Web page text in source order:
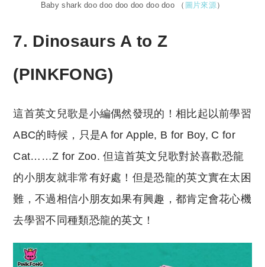
Baby shark doo doo doo doo doo doo （ 圖片來源）
7. Dinosaurs A to Z
(PINKFONG)
這首英文兒歌是小編偶然發現的！相比起以前學習
ABC的時候，只是A for Apple, B for Boy, C for
Cat……Z for Zoo. 但這首英文兒歌對於喜歡恐龍
的小朋友就非常有好處！但是恐龍的英文實在太困
難，不過相信小朋友如果有興趣，都肯定會花心機
去學習不同種類恐龍的英文！